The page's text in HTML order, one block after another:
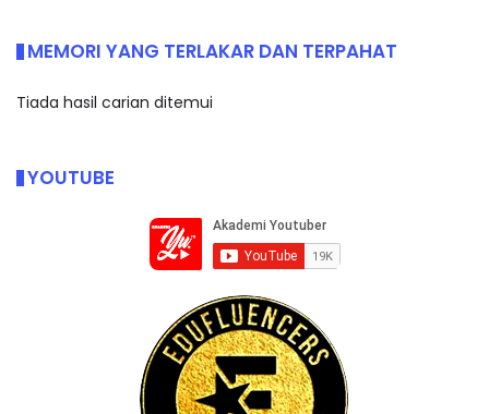
MEMORI YANG TERLAKAR DAN TERPAHAT
Tiada hasil carian ditemui
YOUTUBE